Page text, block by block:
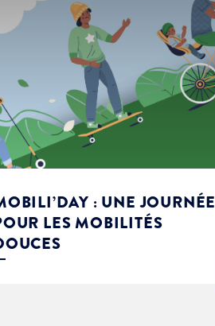
: UNE JOURNÉE
LES MOBILITÉS